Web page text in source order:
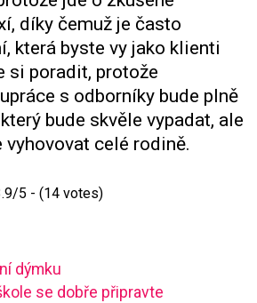
díky čemuž je často
která byste vy jako klienti
si poradit, protože
s odborníky bude plně
bude skvěle vypadat, ale
vyhovovat celé rodině.
5 - (14 votes)
dýmku
se dobře připravte